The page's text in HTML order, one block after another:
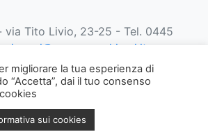
via Tito Livio, 23-25 - Tel. 0445
0445 691
dalle 13:00 alle 18:00
E
migliorare la tua esperienza di
“Accetta”, dai il tuo consenso
sui cookies